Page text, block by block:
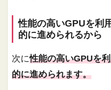
性能の高いGPUを利
的に進められるから
次に性能の高いGPUを
的に進められます。